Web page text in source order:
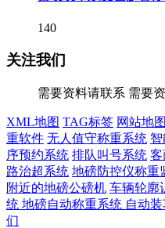
140
关注我们
需要资料请联系 需要
XML地图 TAG标签 网站地图
重软件 无人值守称重系统
序预约系统 排队叫号系统 客
路治超系统 地磅防控仪称重
附近的地磅公磅机 车辆轮廓
统 地磅自动称重系统 自动
们